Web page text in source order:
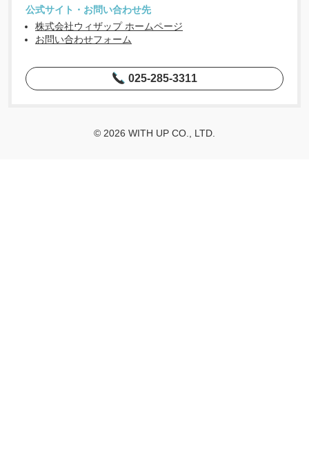
公式サイト・お問い合わせ先
株式会社ウィザップ ホームページ
お問い合わせフォーム
025-285-3311
© 2026 WITH UP CO., LTD.